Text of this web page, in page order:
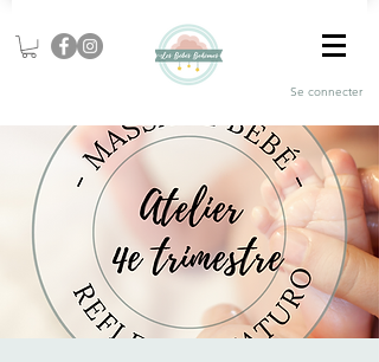
Se connecter